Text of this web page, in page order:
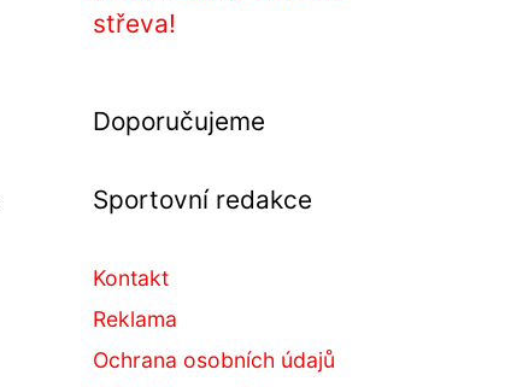
střeva!
Doporučujeme
Sportovní redakce
Kontakt
Reklama
Ochrana osobních údajů